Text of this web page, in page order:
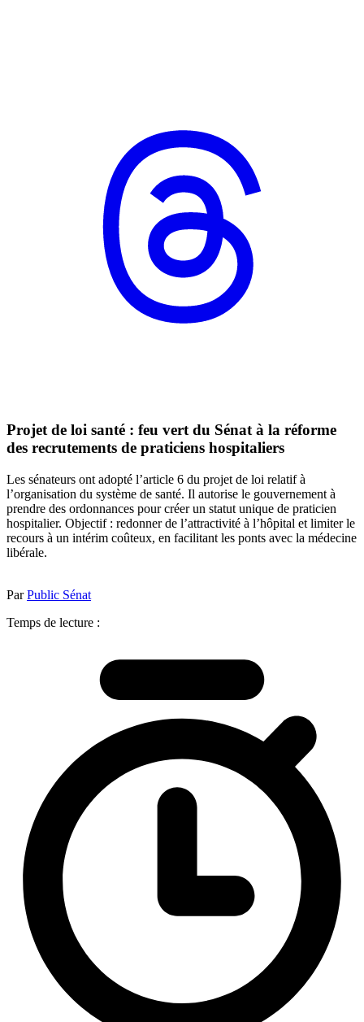
Projet de loi santé : feu vert du Sénat à la réforme
des recrutements de praticiens hospitaliers
Les sénateurs ont adopté l’article 6 du projet de loi relatif à
l’organisation du système de santé. Il autorise le gouvernement à
prendre des ordonnances pour créer un statut unique de praticien
hospitalier. Objectif : redonner de l’attractivité à l’hôpital et limiter le
recours à un intérim coûteux, en facilitant les ponts avec la médecine
libérale.
ParPublic Sénat
Temps de lecture :